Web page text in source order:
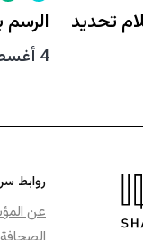
تحديد
الرسم
4 أغسطس 2026
روابط
عن